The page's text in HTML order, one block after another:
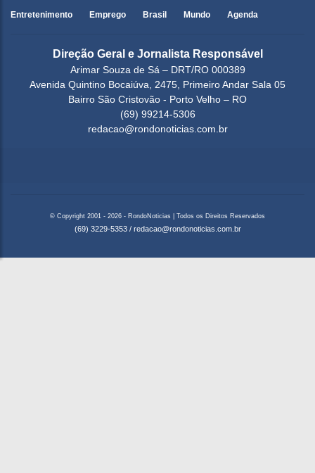
Entretenimento Emprego Brasil Mundo Agenda
Direção Geral e Jornalista Responsável
Arimar Souza de Sá – DRT/RO 000389
Avenida Quintino Bocaiúva, 2475, Primeiro Andar Sala 05
Bairro São Cristovão - Porto Velho – RO
(69) 99214-5306
redacao@rondonoticias.com.br
© Copyright 2001 - 2026 - RondoNoticias | Todos os Direitos Reservados
(69) 3229-5353 / redacao@rondonoticias.com.br